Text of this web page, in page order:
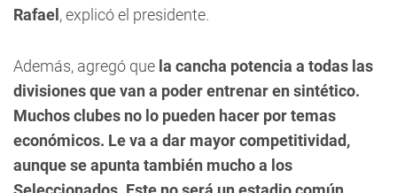
Rafael , explicó el presidente.
Además, agregó que la cancha potencia a todas las
divisiones que van a poder entrenar en sintético.
Muchos clubes no lo pueden hacer por temas
económicos. Le va a dar mayor competitividad,
aunque se apunta también mucho a los